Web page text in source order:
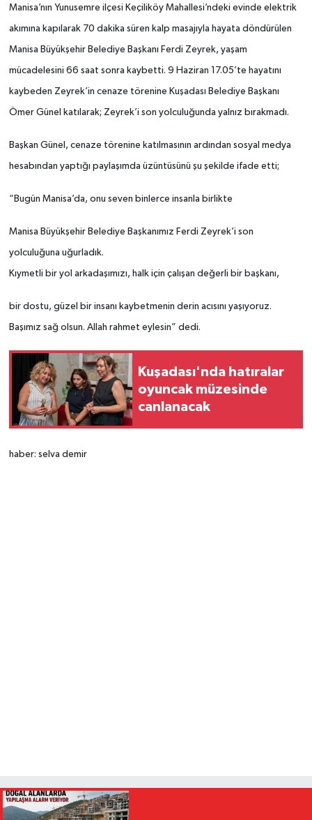
Manisa’nın Yunusemre ilçesi Keçiliköy Mahallesi’ndeki evinde elektrik
akımına kapılarak 70 dakika süren kalp masajıyla hayata döndürülen
Manisa Büyükşehir Belediye Başkanı Ferdi Zeyrek, yaşam
mücadelesini 66 saat sonra kaybetti. 9 Haziran 17.05’te hayatını
kaybeden Zeyrek’in cenaze törenine Kuşadası Belediye Başkanı
Ömer Günel katılarak; Zeyrek’i son yolculuğunda yalnız bırakmadı.
Başkan Günel, cenaze törenine katılmasının ardından sosyal medya
hesabından yaptığı paylaşımda üzüntüsünü şu şekilde ifade etti;
“Bugün Manisa’da, onu seven binlerce insanla birlikte
Manisa Büyükşehir Belediye Başkanımız Ferdi Zeyrek’i son
yolculuğuna uğurladık.
Kıymetli bir yol arkadaşımızı, halk için çalışan değerli bir başkanı,
bir dostu, güzel bir insanı kaybetmenin derin acısını yaşıyoruz.
Başımız sağ olsun. Allah rahmet eylesin” dedi.
Kuşadası'nda hatıralar
oyuncak müzesinde
canlanacak
haber: selva demir